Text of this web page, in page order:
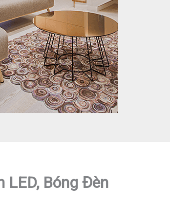
LED, Bóng Đèn